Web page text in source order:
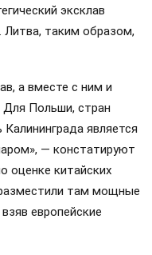
эксклав
Литва, таким образом,
а вместе с ним и
Польши, стран
является
— констатируют
оценке китайских
там мощные
европейские